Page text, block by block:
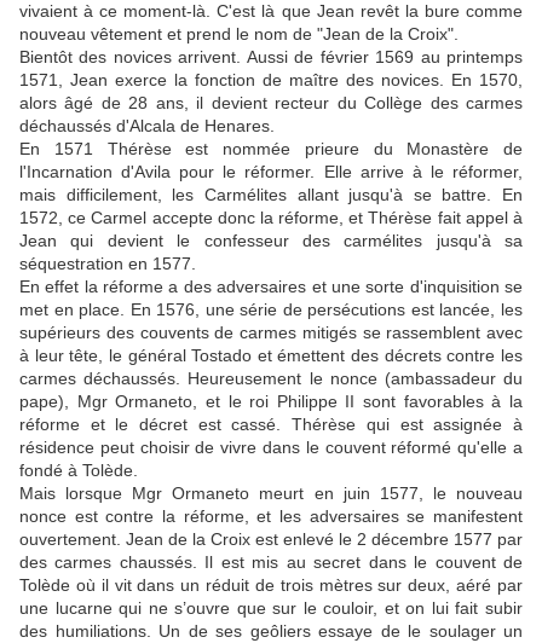
vivaient à ce moment-là. C'est là que Jean revêt la bure comme
nouveau vêtement et prend le nom de "Jean de la Croix".
Bientôt des novices arrivent. Aussi de février 1569 au printemps
1571, Jean exerce la fonction de maître des novices. En 1570,
alors âgé de 28 ans, il devient recteur du Collège des carmes
déchaussés d'Alcala de Henares.
En 1571 Thérèse est nommée prieure du Monastère de
l'Incarnation d'Avila pour le réformer. Elle arrive à le réformer,
mais difficilement, les Carmélites allant jusqu'à se battre. En
1572, ce Carmel accepte donc la réforme, et Thérèse fait appel à
Jean qui devient le confesseur des carmélites jusqu'à sa
séquestration en 1577.
En effet la réforme a des adversaires et une sorte d'inquisition se
met en place. En 1576, une série de persécutions est lancée, les
supérieurs des couvents de carmes mitigés se rassemblent avec
à leur tête, le général Tostado et émettent des décrets contre les
carmes déchaussés. Heureusement le nonce (ambassadeur du
pape), Mgr Ormaneto, et le roi Philippe II sont favorables à la
réforme et le décret est cassé. Thérèse qui est assignée à
résidence peut choisir de vivre dans le couvent réformé qu'elle a
fondé à Tolède.
Mais lorsque Mgr Ormaneto meurt en juin 1577, le nouveau
nonce est contre la réforme, et les adversaires se manifestent
ouvertement. Jean de la Croix est enlevé le 2 décembre 1577 par
des carmes chaussés. Il est mis au secret dans le couvent de
Tolède où il vit dans un réduit de trois mètres sur deux, aéré par
une lucarne qui ne s’ouvre que sur le couloir, et on lui fait subir
des humiliations. Un de ses geôliers essaye de le soulager un